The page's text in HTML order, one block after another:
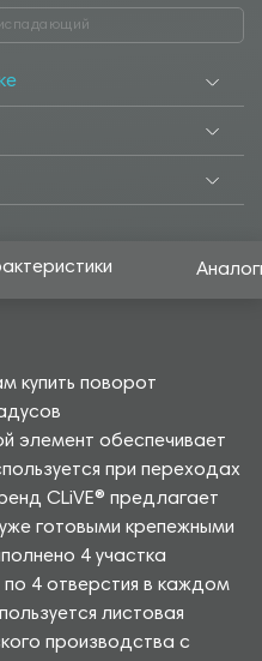
купить поворот
элемент обеспечивает
при переходах
CLiVE® предлагает
готовыми крепежными
4 участка
4 отверстия в каждом
листовая
производства с